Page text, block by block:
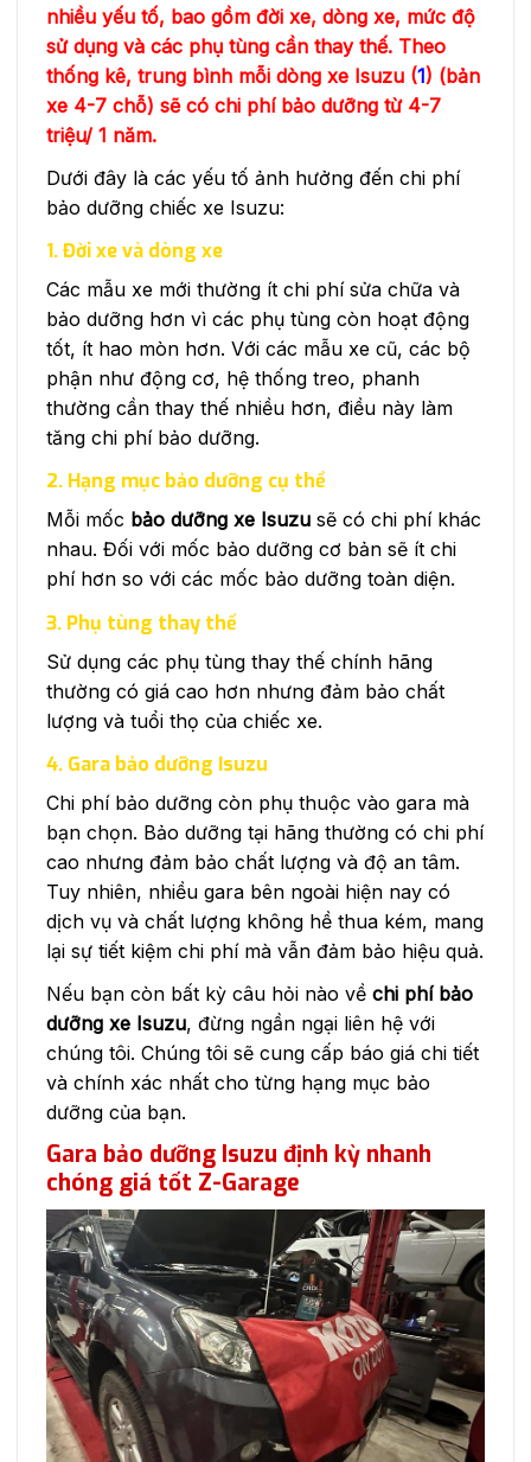
nhiều yếu tố, bao gồm đời xe, dòng xe, mức độ
sử dụng và các phụ tùng cần thay thế. Theo
thống kê, trung bình mỗi dòng xe Isuzu (1) (bản
xe 4-7 chỗ) sẽ có chi phí bảo dưỡng từ 4-7
triệu/ 1 năm.
Dưới đây là các yếu tố ảnh hưởng đến chi phí
bảo dưỡng chiếc xe Isuzu:
1. Đời xe và dòng xe
Các mẫu xe mới thường ít chi phí sửa chữa và
bảo dưỡng hơn vì các phụ tùng còn hoạt động
tốt, ít hao mòn hơn. Với các mẫu xe cũ, các bộ
phận như động cơ, hệ thống treo, phanh
thường cần thay thế nhiều hơn, điều này làm
tăng chi phí bảo dưỡng.
2. Hạng mục bảo dưỡng cụ thể
Mỗi mốc bảo dưỡng xe Isuzu sẽ có chi phí khác
nhau. Đối với mốc bảo dưỡng cơ bản sẽ ít chi
phí hơn so với các mốc bảo dưỡng toàn diện.
3. Phụ tùng thay thế
Sử dụng các phụ tùng thay thế chính hãng
thường có giá cao hơn nhưng đảm bảo chất
lượng và tuổi thọ của chiếc xe.
4. Gara bảo dưỡng Isuzu
Chi phí bảo dưỡng còn phụ thuộc vào gara mà
bạn chọn. Bảo dưỡng tại hãng thường có chi phí
cao nhưng đảm bảo chất lượng và độ an tâm.
Tuy nhiên, nhiều gara bên ngoài hiện nay có
dịch vụ và chất lượng không hề thua kém, mang
lại sự tiết kiệm chi phí mà vẫn đảm bảo hiệu quả.
Nếu bạn còn bất kỳ câu hỏi nào về chi phí bảo
dưỡng xe Isuzu, đừng ngần ngại liên hệ với
chúng tôi. Chúng tôi sẽ cung cấp báo giá chi tiết
và chính xác nhất cho từng hạng mục bảo
dưỡng của bạn.
Gara bảo dưỡng Isuzu định kỳ nhanh
chóng giá tốt Z-Garage